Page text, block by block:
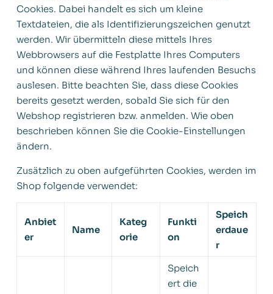
Cookies. Dabei handelt es sich um kleine
Textdateien, die als Identifizierungszeichen genutzt
werden. Wir übermitteln diese mittels Ihres
Webbrowsers auf die Festplatte Ihres Computers
und können diese während Ihres laufenden Besuchs
auslesen. Bitte beachten Sie, dass diese Cookies
bereits gesetzt werden, sobald Sie sich für den
Webshop registrieren bzw. anmelden. Wie oben
beschrieben können Sie die Cookie-Einstellungen
ändern.
Zusätzlich zu oben aufgeführten Cookies, werden im
Shop folgende verwendet:
Anbiet
er
Name
Kateg
orie
Funkti
on
Speich
erdaue
r
Speich
ert die